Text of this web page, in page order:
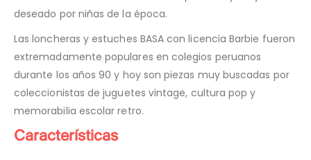
deseado por niñas de la época.
Las loncheras y estuches BASA con licencia Barbie fueron
extremadamente populares en colegios peruanos
durante los años 90 y hoy son piezas muy buscadas por
coleccionistas de juguetes vintage, cultura pop y
memorabilia escolar retro.
Características